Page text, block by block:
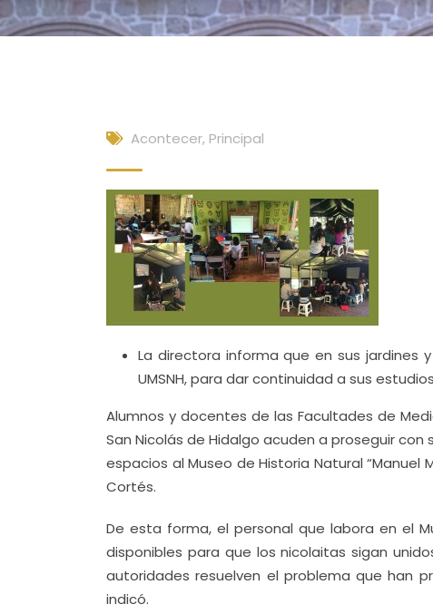
Acontecer, Principal
La directora informa que en sus jardines
UMSNH, para dar continuidad a sus
Alumnos y docentes de las Facultades de
San Nicolás de Hidalgo acuden a proseguir
espacios al Museo de Historia Natural “Manuel
Cortés.
De esta forma, el personal que labora en el
disponibles para que los nicolaitas sigan
autoridades resuelven el problema que han
indicó.